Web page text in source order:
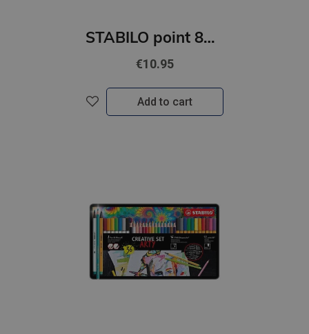
STABILO point 88 10gb kartona paciņā
€10.95
Add to cart